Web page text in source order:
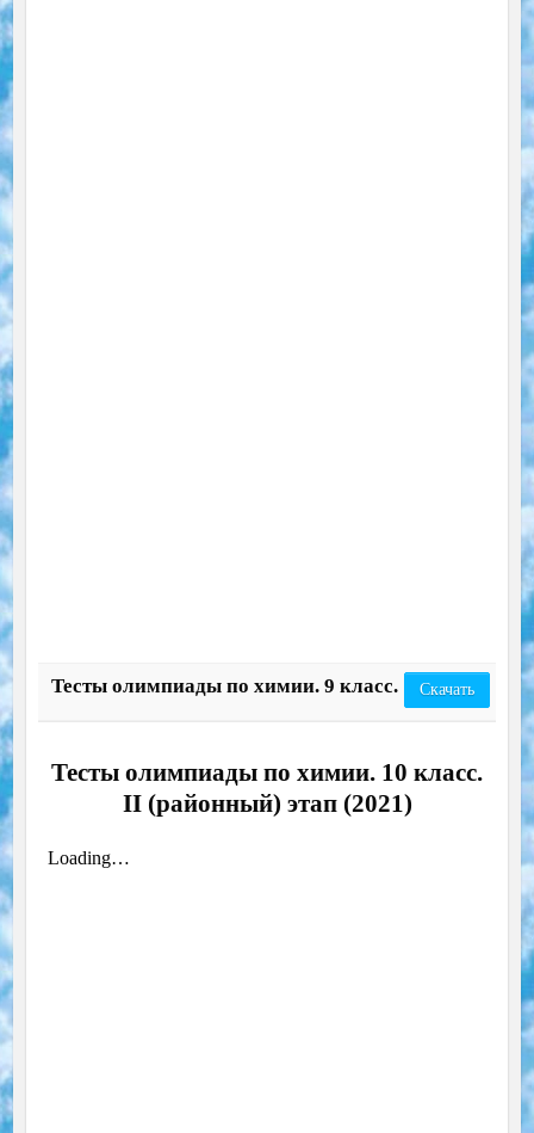
Тесты олимпиады по химии. 9 класс. Скачать
Тесты олимпиады по химии. 10 класс.
II (районный) этап (2021)